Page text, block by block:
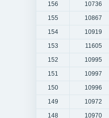
156
10736
155
10867
154
10919
153
11605
152
10995
151
10997
150
10996
149
10972
148
10970